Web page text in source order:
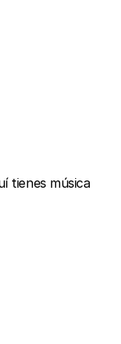
tienes música